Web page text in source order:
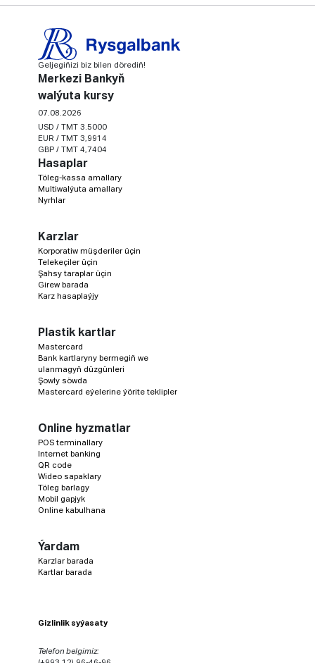
Geljegiňizi biz bilen dörediň!
Merkezi Bankyň
walýuta kursy
07.08.2026
USD / TMT 3.5000
EUR / TMT 3,9914
GBP / TMT 4,7404
Hasaplar
Töleg-kassa amallary
Multiwalýuta amallary
Nyrhlar
Karzlar
Korporatiw müşderiler üçin
Telekeçiler üçin
Şahsy taraplar üçin
Girew barada
Karz hasaplaýjy
Plastik kartlar
Mastercard
Bank kartlaryny bermegiň we
ulanmagyň düzgünleri
Şowly söwda
Mastercard eýelerine ýörite teklipler
Online hyzmatlar
POS terminallary
Internet banking
QR code
Wideo sapaklary
Töleg barlagy
Mobil gapjyk
Online kabulhana
Ýardam
Karzlar barada
Kartlar barada
Gizlinlik syýasaty
Telefon belgimiz: